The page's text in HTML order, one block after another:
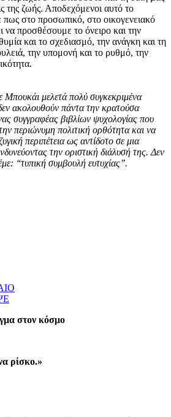
της ζωής. Αποδεχόμενοι αυτό το
πως στο προσωπικό, στο οικογενειακό
να προσθέσουμε το όνειρο και την
και το σχεδιασμό, την ανάγκη και τη
την υπομονή και το ρυθμό, την
Μπουκάι μελετά πολύ συγκεκριμένα
ακολουθούν πάντα την κρατούσα
συγγραφέας βιβλίων ψυχολογίας που
περιώνυμη πολιτική ορθότητα και να
περιπέτεια ως αντίδοτο σε μια
την οριστική διάλυσή της. Δεν
‘‘τυπική συμβουλή ευτυχίας’’.
στον κόσμο
ρίσκο.»